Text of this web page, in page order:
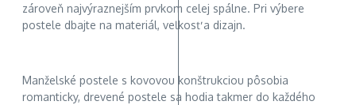
zároveň najvýraznejším prvkom celej spálne. Pri výbere
postele dbajte na materiál, veľkosť a dizajn.
Manželské postele s kovovou konštrukciou pôsobia
romanticky, drevené postele sa hodia takmer do každého